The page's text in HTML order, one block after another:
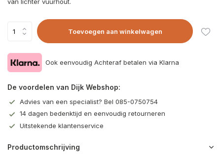
Toevoegen aan winkelwagen
Ook eenvoudig Achteraf betalen via Klarna
De voordelen van Dijk Webshop:
Advies van een specialist? Bel 085-0750754
14 dagen bedenktijd en eenvoudig retourneren
Uitstekende klantenservice
Productomschrijving